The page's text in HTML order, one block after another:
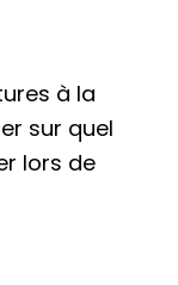
à la
sur quel
lors de